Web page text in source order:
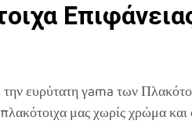
ευρύτατη γama των
μας χωρίς χρώμα και